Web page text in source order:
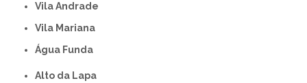
Vila Andrade
Vila Mariana
Água Funda
Alto da Lapa